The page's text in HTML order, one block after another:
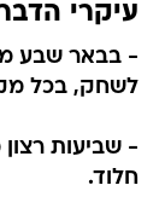
לשחק, בכל
- שביעות רצון
- ברגע